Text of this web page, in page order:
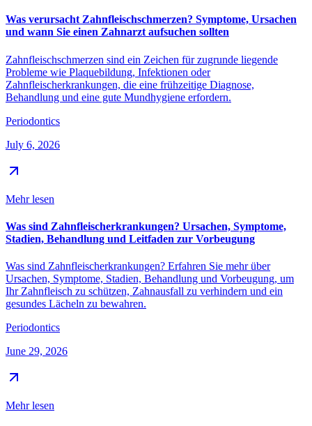
Was verursacht Zahnfleischschmerzen? Symptome, Ursachen
und wann Sie einen Zahnarzt aufsuchen sollten
Zahnfleischschmerzen sind ein Zeichen für zugrunde liegende
Probleme wie Plaquebildung, Infektionen oder
Zahnfleischerkrankungen, die eine frühzeitige Diagnose,
Behandlung und eine gute Mundhygiene erfordern.
Periodontics
July 6, 2026
Mehr lesen
Was sind Zahnfleischerkrankungen? Ursachen, Symptome,
Stadien, Behandlung und Leitfaden zur Vorbeugung
Was sind Zahnfleischerkrankungen? Erfahren Sie mehr über
Ursachen, Symptome, Stadien, Behandlung und Vorbeugung, um
Ihr Zahnfleisch zu schützen, Zahnausfall zu verhindern und ein
gesundes Lächeln zu bewahren.
Periodontics
June 29, 2026
Mehr lesen